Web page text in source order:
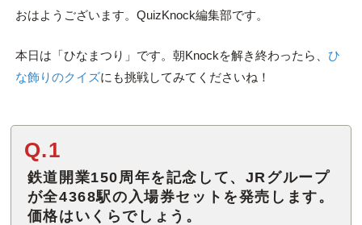
おはようございます。QuizKnock編集部です。
本日は「ひなまつり」です。朝Knockを解き終わったら、 ひ
な飾りのクイズにも挑戦してみてくださいね！
Q.1
鉄道開業150周年を記念して、JRグループ
が全4368駅の入場券セットを発売します。
価格はいくらでしょう。